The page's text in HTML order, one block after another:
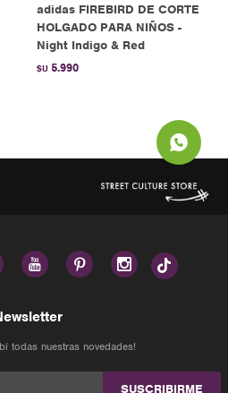
adidas FIREBIRD DE CORTE
HOLGADO PARA NIÑOS -
Night Indigo & Red
$U 5.990
  
todas nuestras novedades!
SUSCRIBIRME